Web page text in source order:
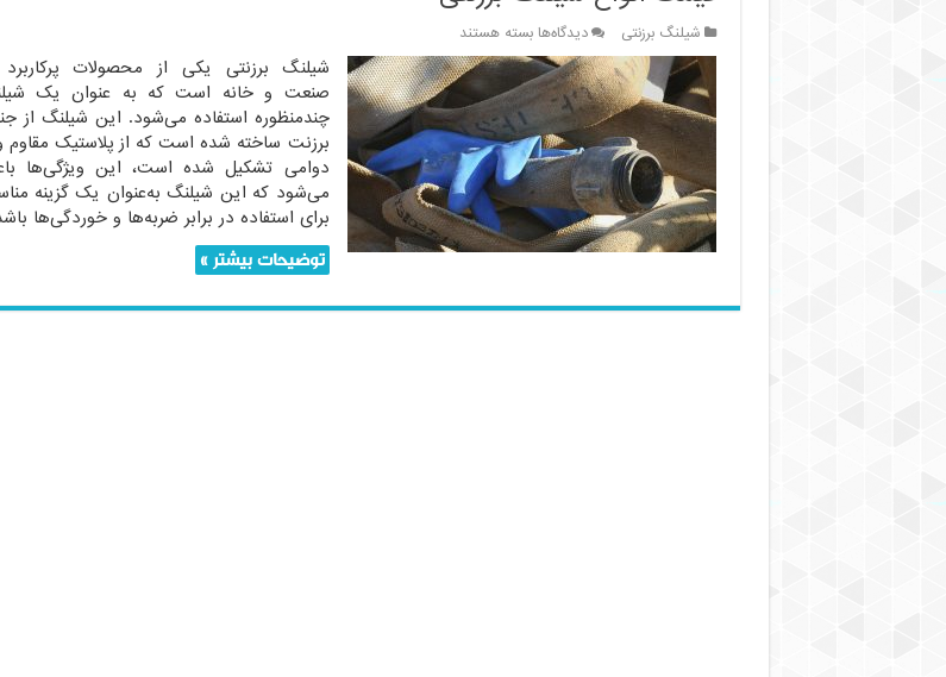
شیلنگ برزنتی دیدگاه‌هابرای
قیمت
انواع
شیلنگ
برزنتی
بسته هستند
شیلنگ برزنتی یکی از محصولات
صنعت و خانه است که به عنوان یک
چندمنظوره استفاده می‌شود. این شیلنگ از
برزنت ساخته شده است که از پلاستیک مقاوم
دوامی تشکیل شده است، این ویژگی‌ها
می‌شود که این شیلنگ به‌عنوان یک گزینه
برای استفاده در برابر ضربه‌ها و خوردگی‌ها
توضیحات بیشتر »